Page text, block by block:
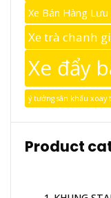
Xe Bán Hàng
Xe trà chanh
Xe đẩy
ý tưởng sân khấu xoay
Product